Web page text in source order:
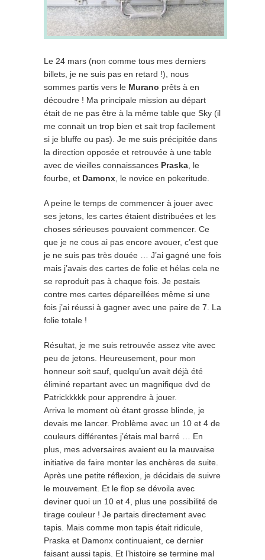
Le 24 mars (non comme tous mes derniers
billets, je ne suis pas en retard !), nous
sommes partis vers le Murano prêts à en
découdre ! Ma principale mission au départ
était de ne pas être à la même table que Sky (il
me connait un trop bien et sait trop facilement
si je bluffe ou pas). Je me suis précipitée dans
la direction opposée et retrouvée à une table
avec de vieilles connaissances Praska, le
fourbe, et Damonx, le novice en pokeritude.
A peine le temps de commencer à jouer avec
ses jetons, les cartes étaient distribuées et les
choses sérieuses pouvaient commencer. Ce
que je ne cous ai pas encore avouer, c’est que
je ne suis pas très douée … J’ai gagné une fois
mais j’avais des cartes de folie et hélas cela ne
se reproduit pas à chaque fois. Je pestais
contre mes cartes dépareillées même si une
fois j’ai réussi à gagner avec une paire de 7. La
folie totale !
Résultat, je me suis retrouvée assez vite avec
peu de jetons. Heureusement, pour mon
honneur soit sauf, quelqu’un avait déjà été
éliminé repartant avec un magnifique dvd de
Patrickkkkk pour apprendre à jouer.
Arriva le moment où étant grosse blinde, je
devais me lancer. Problème avec un 10 et 4 de
couleurs différentes j’étais mal barré … En
plus, mes adversaires avaient eu la mauvaise
initiative de faire monter les enchères de suite.
Après une petite réflexion, je décidais de suivre
le mouvement. Et le flop se dévoila avec
deviner quoi un 10 et 4, plus une possibilité de
tirage couleur ! Je partais directement avec
tapis. Mais comme mon tapis était ridicule,
Praska et Damonx continuaient, ce dernier
faisant aussi tapis. Et l’histoire se termine mal